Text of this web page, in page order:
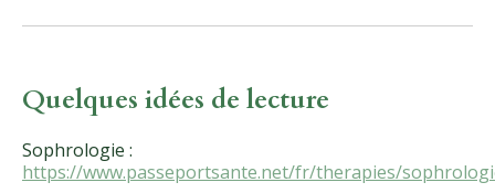
Quelques idées de lecture
Sophrologie :
https://www.passeportsante.net/fr/therapies/